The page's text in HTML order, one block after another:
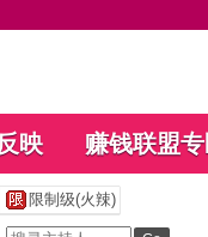
映 赚钱联盟
限制级(火辣)